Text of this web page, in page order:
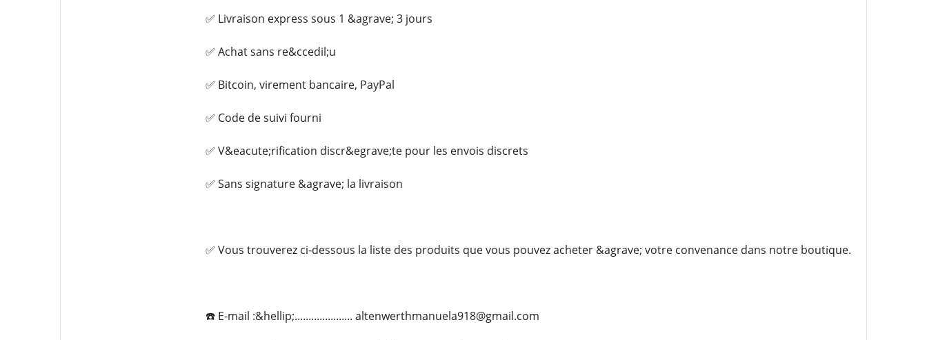
✅ Livraison express sous 1 &agrave; 3 jours
✅ Achat sans re&ccedil;u
✅ Bitcoin, virement bancaire, PayPal
✅ Code de suivi fourni
✅ V&eacute;rification discr&egrave;te pour les envois discrets
✅ Sans signature &agrave; la livraison
✅ Vous trouverez ci-dessous la liste des produits que vous pouvez acheter &agrave; votre convenance dans notre boutique.
☎️ E-mail :&hellip;..................... altenwerthmanuela918@gmail.com